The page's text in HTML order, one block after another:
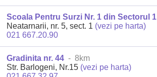
Scoala Pentru Surzi Nr. 1 din Sectorul 1
Neatarnarii, nr. 5, sect. 1 (vezi pe harta)
021 667.20.90
Gradinita nr. 44 - 8km
Str. Barlogeni, Nr.15 (vezi pe harta)